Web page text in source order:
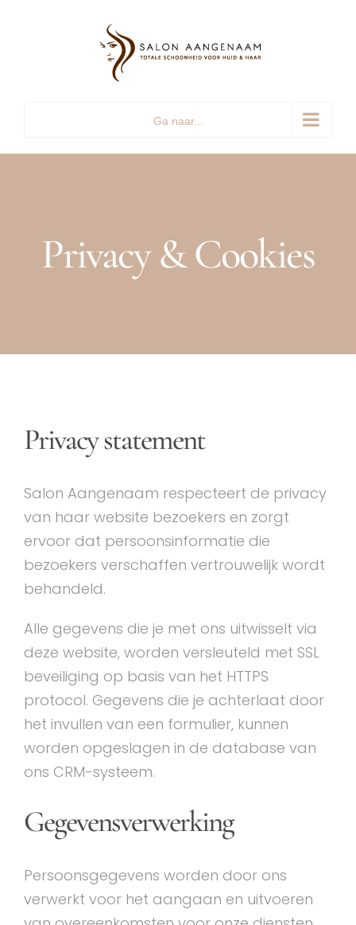
Ga naar...
Privacy & Cookies
Privacy statement
Salon Aangenaam respecteert de privacy
van haar website bezoekers en zorgt
ervoor dat persoonsinformatie die
bezoekers verschaffen vertrouwelijk wordt
behandeld.
Alle gegevens die je met ons uitwisselt via
deze website, worden versleuteld met SSL
beveiliging op basis van het HTTPS
protocol. Gegevens die je achterlaat door
het invullen van een formulier, kunnen
worden opgeslagen in de database van
ons CRM-systeem.
Gegevensverwerking
Persoonsgegevens worden door ons
verwerkt voor het aangaan en uitvoeren